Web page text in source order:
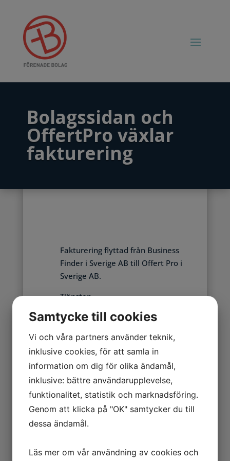
Bolagssidan och
OffertPro växlar
fakturering
Fakturering flyttad från Business
Finder i Sverige AB till Offert Pro i
Sverige AB.
Tjänsten
Bolagssidan.se
faktureras nu
genomOffert Pro i Sverige AB
istället för tidigare använda
Business Finder i Sverige AB
också står skrivet som företaget
bakom tjänsten. De båda företagen
drivs av samma bolagsman, den
före detta ledamoten i
varningslistade, omskrivna
European Tenders / Svensk
Upphandling.
Samtycke till cookies
Vi och våra partners använder teknik,
inklusive cookies, för att samla in
information om dig för olika ändamål,
inklusive: bättre användarupplevelse,
funktionalitet, statistik och marknadsföring.
Genom att klicka på "OK" samtycker du till
dessa ändamål.
Läs mer om vår användning av cookies och